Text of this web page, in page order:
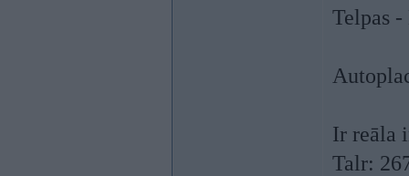
Telpas
Ir reāla
Talr: